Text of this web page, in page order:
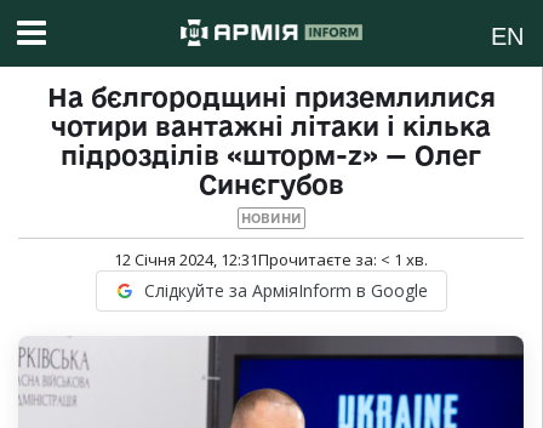
EN
На бєлгородщині приземлилися
чотири вантажні літаки і кілька
підрозділів «шторм-z» — Олег
Синєгубов
НОВИНИ
12 Січня 2024, 12:31Прочитаєте за: < 1 хв.
Слідкуйте за АрміяInform в Google